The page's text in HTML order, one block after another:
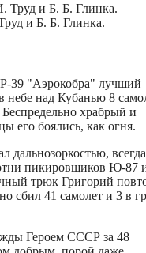
и Б. Б. Глинка.
39 "Аэрокобра" лучший
над Кубанью 8
храбрый и
его боялись, как огня.
дальнозоркостью, всегда
пикировщиков Ю-87
трюк Григорий
сбил 41 самолет и 3 в
Героем СССР за 48